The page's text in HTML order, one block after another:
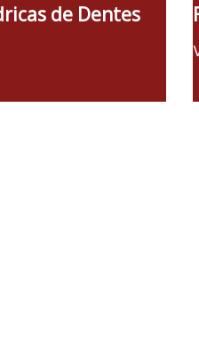
de Dentes